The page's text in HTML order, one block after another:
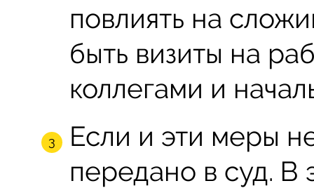
повлиять на
быть визиты на
коллегами и
Если и эти меры
передано в суд. В